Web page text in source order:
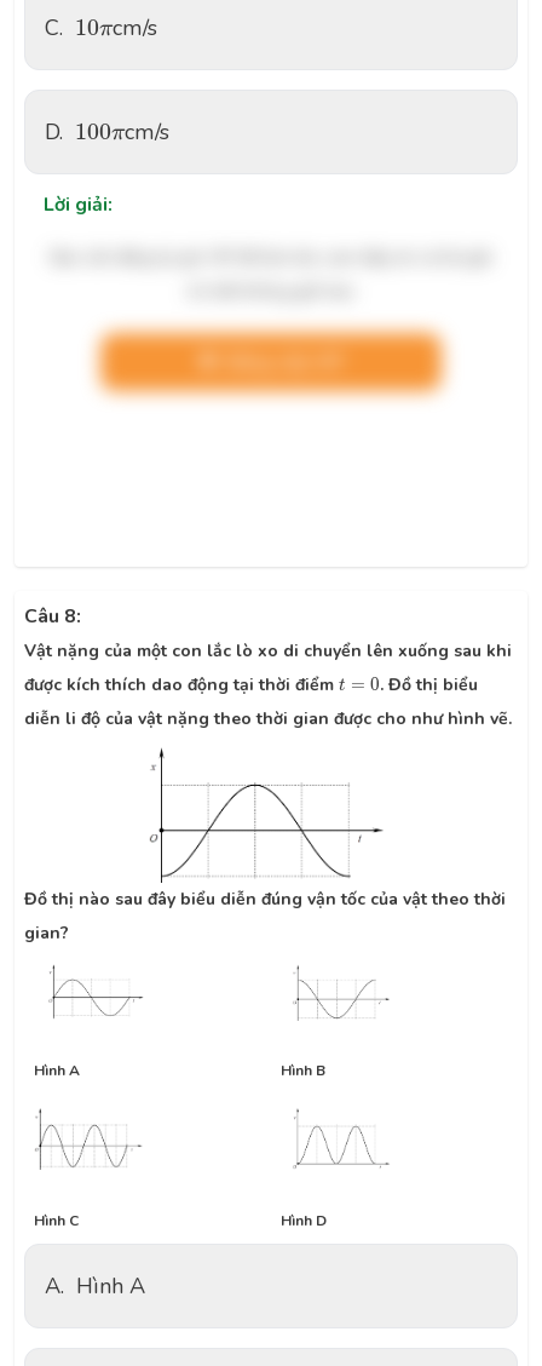
C. 10π
10πcm/s
D. 100π
100πcm/s
Lời giải:
Câu 8:
Vật nặng của một con lắc lò xo di chuyển lên xuống sau khi
được kích thích dao động tại thời điểm t = 0
t
. Đồ thị biểu
diễn li độ của vật nặng theo thời gian được cho như hình vẽ.
Đồ thị nào sau đây biểu diễn đúng vận tốc của vật theo thời
gian?
Hình A Hình B
Hình C Hình D
A. Hình A